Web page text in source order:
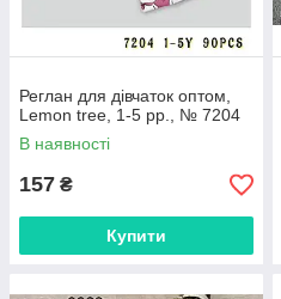
Реглан для дівчаток оптом,
Lemon tree, 1-5 рр., № 7204
В наявності
157 ₴
Купити